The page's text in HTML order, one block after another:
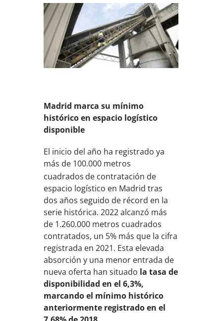
Madrid marca su mínimo
histórico en espacio logístico
disponible
El inicio del año ha registrado ya
más de 100.000 metros
cuadrados de contratación de
espacio logístico en Madrid tras
dos años seguido de récord en la
serie histórica. 2022 alcanzó más
de 1.260.000 metros cuadrados
contratados, un 5% más que la cifra
registrada en 2021. Esta elevada
absorción y una menor entrada de
nueva oferta han situado la tasa de
disponibilidad en el 6,3%,
marcando el mínimo histórico
anteriormente registrado en el